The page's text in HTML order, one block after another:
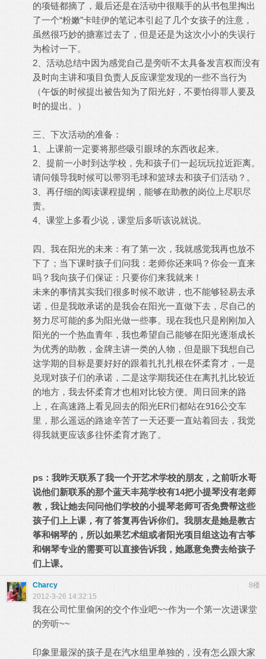
的项链都摘了，最后还是在活动中很顺手的从书包里掏出
了一个“粉嫩”卡哇伊的笔记本引起了几个女孩子的注意，
虽然很巧妙的搪塞过去了，但是还是为这次小小的失误行
为检讨一下。
2、活动总结中因为感觉自己是旁听不太具备发言权而没有
及时向主讲和项目负责人反应课堂发现的一些不当行为
（午饭的时候提出被告知为了阳光好，不要怕得罪人要及
时的提出。）
三、下次活动的准备：
1、上课前一定要将那些吸引眼球的东西收起来。
2、提前一小时到达学校，先和孩子们一起玩玩拉近距离。
请问领导我时候可以带羽毛球和篮球去和孩子们活动？。
3、再仔细的阅读课程提纲，能够在助教的岗位上尽职尽
责。
4、课堂上多看少说，课堂后多听该说就说。
四、我在阳光的未来：有了第一次，我就感觉我再也放不
下了；当下课时孩子们问我：老师你还来吗？你会一直来
吗？我向孩子们保证：只要你们来我就来！
未来的事情其实我们很多时候不敢讲，也不能够轻易去承
诺，但是我敢承诺的是我会在阳光一直做下去，尽自己的
努力尽可能的多为阳光做一些事。现在我也只是刚刚加入
阳光的一个热血青年，我也希望自己能够在阳光逐渐成长
为优秀的助教，金牌主讲一类的人物，但是眼下我想自己
这学期的目标是要好好的跟着扎扎扎根在怀柔育才，一是
兑现对孩子们的承诺，二是这学期我还住在离扎扎比较近
的地方，我去怀柔育才也相对比较方便。周日回来的路
上，在高速路上看见回去的阳光ER们都站在916公交车
里，那么遥远的路途辛苦了一天还要一直站着回去，我觉
得我就更应该多往怀柔育才跑了。
ps：我昨天联系了我一个开艺术学校的朋友，之前听水哥
说他们新联系的那个蓝天丰苑学校有14把小提琴没有老师
教，我让她去问问他们学校的小提琴老师可否免费帮这些
孩子们上上课，有了答复再告诉你们。我朋友是她是教古
筝和钢琴的，所以如果艺术组或者阳光项目组这边有古筝
和钢琴专业的需要可以直接告诉我，她愿意免费去给孩子
们上课。
8楼
Charcy
2012-3-26 14:32:15
我在公司忙里偷闲的交个作业吧~~作为一个第一次进课堂
的旁听~~
印象里最深的孩子是在汽水组里单独的，没有怎么跟大家